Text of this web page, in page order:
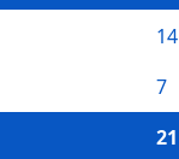
14
7
21